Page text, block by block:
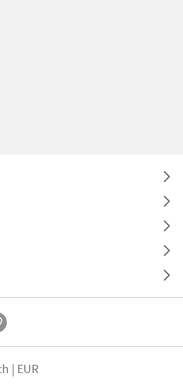
| EUR